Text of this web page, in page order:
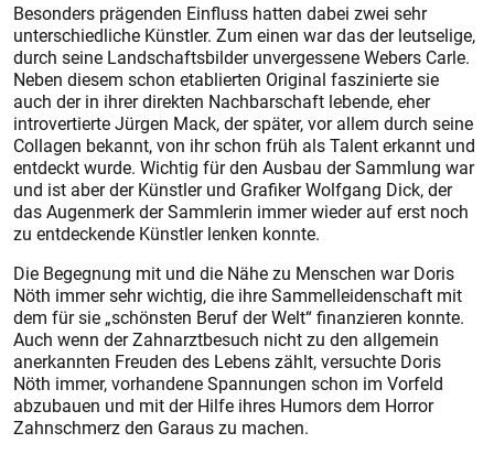
Besonders prägenden Einfluss hatten dabei zwei sehr
unterschiedliche Künstler. Zum einen war das der leutselige,
durch seine Landschaftsbilder unvergessene Webers Carle.
Neben diesem schon etablierten Original faszinierte sie
auch der in ihrer direkten Nachbarschaft lebende, eher
introvertierte Jürgen Mack, der später, vor allem durch seine
Collagen bekannt, von ihr schon früh als Talent erkannt und
entdeckt wurde. Wichtig für den Ausbau der Sammlung war
und ist aber der Künstler und Grafiker Wolfgang Dick, der
das Augenmerk der Sammlerin immer wieder auf erst noch
zu entdeckende Künstler lenken konnte.
Die Begegnung mit und die Nähe zu Menschen war Doris
Nöth immer sehr wichtig, die ihre Sammelleidenschaft mit
dem für sie „schönsten Beruf der Welt“ finanzieren konnte.
Auch wenn der Zahnarztbesuch nicht zu den allgemein
anerkannten Freuden des Lebens zählt, versuchte Doris
Nöth immer, vorhandene Spannungen schon im Vorfeld
abzubauen und mit der Hilfe ihres Humors dem Horror
Zahnschmerz den Garaus zu machen.